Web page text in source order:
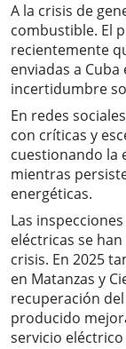
A la crisis de
combustible. El
recientemente
enviadas a
incertidumbre
En redes
con críticas y
cuestionando la
mientras
energéticas.
Las
eléctricas se
crisis. En 2025
en Matanzas y
recuperación
producido
servicio